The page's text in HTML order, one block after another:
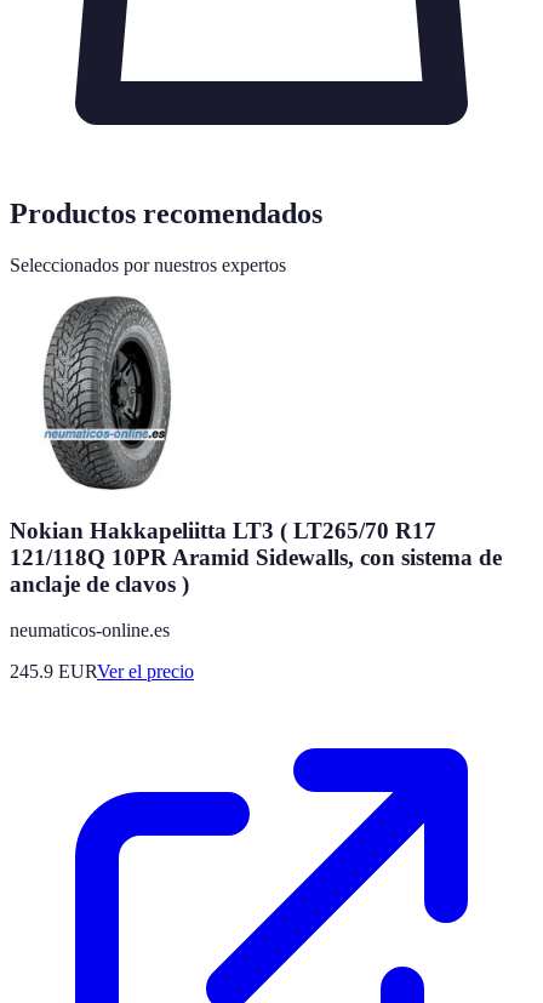
Productos recomendados
Seleccionados por nuestros expertos
Nokian Hakkapeliitta LT3 ( LT265/70 R17
121/118Q 10PR Aramid Sidewalls, con sistema de
anclaje de clavos )
neumaticos-online.es
245.9 EURVer el precio